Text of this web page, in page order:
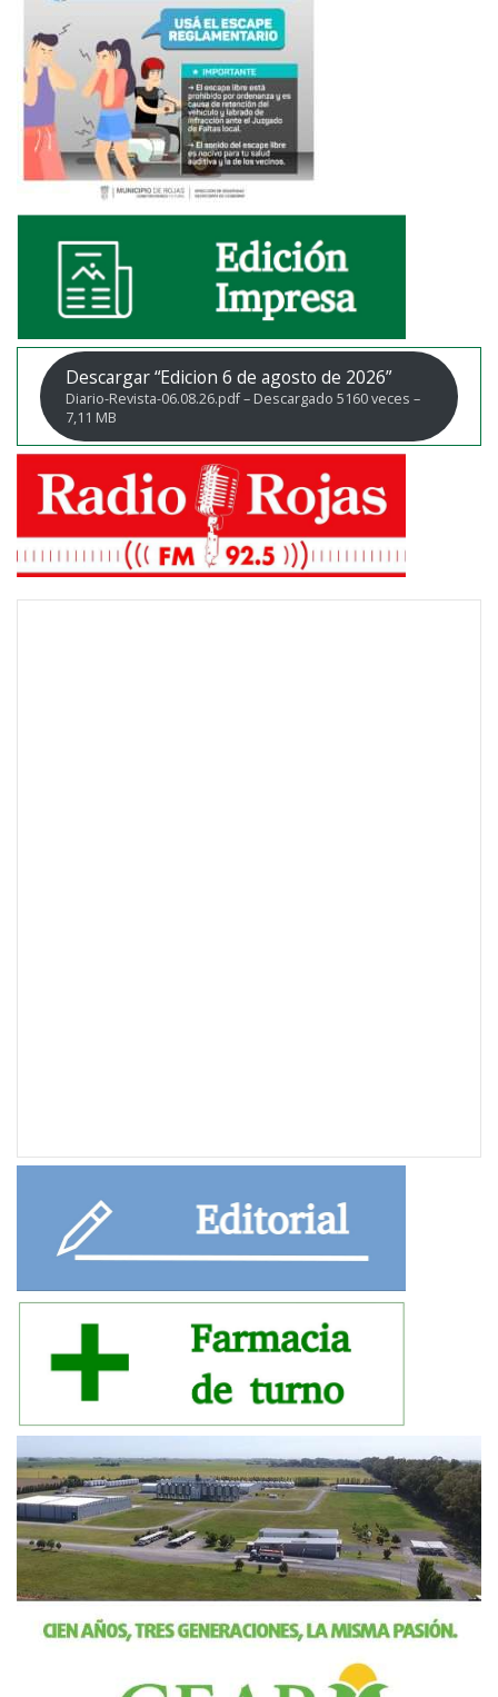
Descargar “Edicion 6 de agosto de 2026”
Diario-Revista-06.08.26.pdf – Descargado 5160 veces –
7,11 MB